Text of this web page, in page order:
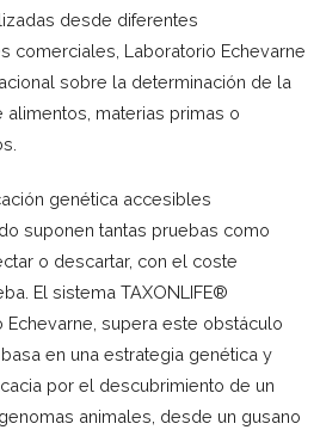
desde diferentes
comerciales, Laboratorio Echevarne
sobre la determinación de la
materias primas o
genética accesibles
suponen tantas pruebas como
o descartar, con el coste
El sistema TAXONLIFE®
supera este obstáculo
en una estrategia genética y
por el descubrimiento de un
animales, desde un gusano